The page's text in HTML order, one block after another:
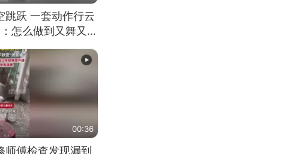
跳跃 一套动作行云
怎么做到又舞又武
00:36
师傅检查发现漏到